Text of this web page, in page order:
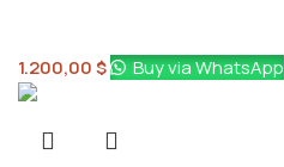
1.200,00$ Buy via WhatsApp